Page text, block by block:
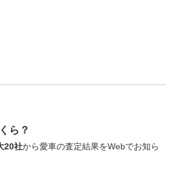
ら？
20社から愛車の査定結果をWebでお知ら